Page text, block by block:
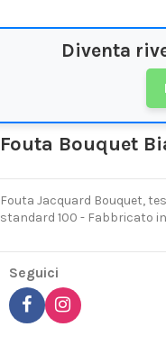
Diventa
Fouta Bouquet
Fouta Jacquard Bouquet,
standard 100 - Fabbricato
Seguici